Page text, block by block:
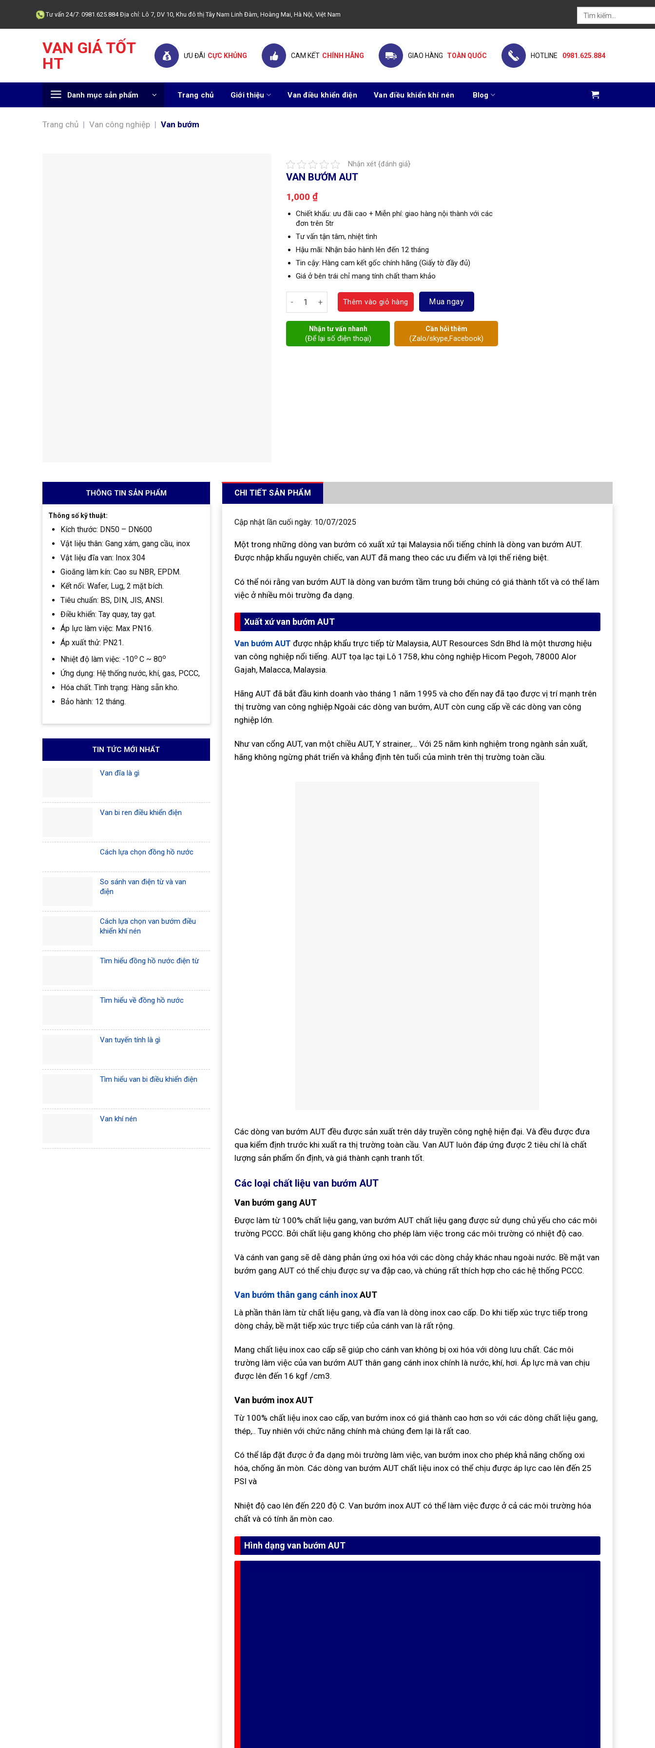
content
Tư vấn 24/7: 0981.625.884 Địa chỉ: Lô 7, DV 10, Khu đô thị Tây Nam Linh Đàm, Hoàng Mai, Hà Nội, Việt Nam
Tìm
kiếm:
VAN GIÁ TỐT
HT
ƯU ĐÃI CỰC KHỦNG CAM KẾT CHÍNH HÃNG GIAO HÀNG TOÀN QUỐC HOTLINE 0981.625.884
Danh mục sản phẩm Trang chủ Giới thiệu Van điều khiển điện Van điều khiển khí nén Blog
Trang chủ | Van công nghiệp | Van bướm
Nhận xét {đánh giá}
VAN BƯỚM AUT
1,000 ₫
Chiết khấu: ưu đãi cao + Miễn phí: giao hàng nội thành với các
đơn trên 5tr
Tư vấn tận tâm, nhiệt tình
Hậu mãi: Nhận bảo hành lên đến 12 tháng
Tin cậy: Hàng cam kết gốc chính hãng (Giấy tờ đầy đủ)
Giá ở bên trái chỉ mang tính chất tham khảo
Van bướm AUT số lượng
Thêm vào giỏ hàng Mua ngay
Nhận tư vấn nhanh
(Để lại số điện thoại)
Cần hỏi thêm
(Zalo/skype,Facebook)
THÔNG TIN SẢN PHẨM
Thông số kỹ thuật:
Kích thước: DN50 – DN600
Vật liệu thân: Gang xám, gang cầu, inox
Vật liệu đĩa van: Inox 304
Gioăng làm kín: Cao su NBR, EPDM.
Kết nối: Wafer, Lug, 2 mặt bích.
Tiêu chuẩn: BS, DIN, JIS, ANSI.
Điều khiển: Tay quay, tay gạt.
Áp lực làm việc: Max PN16.
Áp xuất thử: PN21.
Nhiệt độ làm việc: -10o C ~ 80o
Ứng dụng: Hệ thống nước, khí, gas, PCCC,
Hóa chất. Tình trạng: Hàng sẵn kho.
Bảo hành: 12 tháng.
TIN TỨC MỚI NHẤT
Van đĩa là gì
Van bi ren điều khiển điện
Cách lựa chọn đồng hồ nước
So sánh van điện từ và van
điện
Cách lựa chọn van bướm điều
khiển khí nén
Tìm hiểu đồng hồ nước điện từ
Tìm hiểu về đồng hồ nước
Van tuyến tính là gì
Tìm hiểu van bi điều khiển điện
Van khí nén
CHI TIẾT SẢN PHẨM
Cập nhật lần cuối ngày: 10/07/2025
Một trong những dòng van bướm có xuất xứ tại Malaysia nổi tiếng chính là dòng van bướm AUT.
Được nhập khẩu nguyên chiếc, van AUT đã mang theo các ưu điểm và lợi thế riêng biệt.
Có thể nói rằng van bướm AUT là dòng van bướm tầm trung bởi chúng có giá thành tốt và có thể làm
việc ở nhiều môi trường đa dạng.
Xuất xứ van bướm AUT
Van bướm AUT được nhập khẩu trực tiếp từ Malaysia, AUT Resources Sdn Bhd là một thương hiệu
van công nghiệp nổi tiếng. AUT tọa lạc tại Lô 1758, khu công nghiệp Hicom Pegoh, 78000 Alor
Gajah, Malacca, Malaysia.
Hãng AUT đã bắt đầu kinh doanh vào tháng 1 năm 1995 và cho đến nay đã tạo được vị trí mạnh trên
thị trường van công nghiệp.Ngoài các dòng van bướm, AUT còn cung cấp về các dòng van công
nghiệp lớn.
Như van cổng AUT, van một chiều AUT, Y strainer,… Với 25 năm kinh nghiệm trong ngành sản xuất,
hãng không ngừng phát triển và khẳng định tên tuổi của mình trên thị trường toàn cầu.
Các dòng van bướm AUT đều được sản xuất trên dây truyền công nghệ hiện đại. Và đều được đưa
qua kiểm định trước khi xuất ra thị trường toàn cầu. Van AUT luôn đáp ứng được 2 tiêu chí là chất
lượng sản phẩm ổn định, và giá thành cạnh tranh tốt.
Các loại chất liệu van bướm AUT
Van bướm gang AUT
Được làm từ 100% chất liệu gang, van bướm AUT chất liệu gang được sử dụng chủ yếu cho các môi
trường PCCC. Bởi chất liệu gang không cho phép làm việc trong các môi trường có nhiệt độ cao.
Và cánh van gang sẽ dễ dàng phản ứng oxi hóa với các dòng chảy khác nhau ngoài nước. Bề mặt van
bướm gang AUT có thể chịu được sự va đập cao, và chúng rất thích hợp cho các hệ thống PCCC.
Van bướm thân gang cánh inoxAUT
Là phần thân làm từ chất liệu gang, và đĩa van là dòng inox cao cấp. Do khi tiếp xúc trực tiếp trong
dòng chảy, bề mặt tiếp xúc trực tiếp của cánh van là rất rộng.
Mang chất liệu inox cao cấp sẽ giúp cho cánh van không bị oxi hóa với dòng lưu chất. Các môi
trường làm việc của van bướm AUT thân gang cánh inox chính là nước, khí, hơi. Áp lực mà van chịu
được lên đến 16 kgf /cm3.
Van bướm inox AUT
Từ 100% chất liệu inox cao cấp, van bướm inox có giá thành cao hơn so với các dòng chất liệu gang,
thép,.. Tuy nhiên với chức năng chính mà chúng đem lại là rất cao.
Có thể lắp đặt được ở đa dạng môi trường làm việc, van bướm inox cho phép khả năng chống oxi
hóa, chống ăn mòn. Các dòng van bướm AUT chất liệu inox có thể chịu được áp lực cao lên đến 25
PSI và
Nhiệt độ cao lên đến 220 độ C. Van bướm inox AUT có thể làm việc được ở cả các môi trường hóa
chất và có tính ăn mòn cao.
Hình dạng van bướm AUT